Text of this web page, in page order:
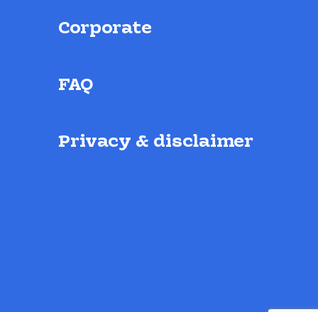
Corporate
FAQ
Privacy & disclaimer